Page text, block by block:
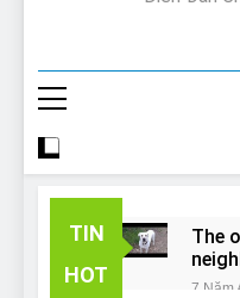
TIN
HOT
The
7 Năm